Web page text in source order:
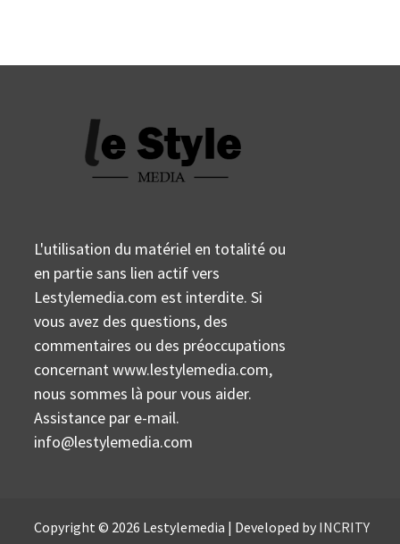
L'utilisation du matériel en totalité ou
en partie sans lien actif vers
Lestylemedia.com est interdite. Si
vous avez des questions, des
commentaires ou des préoccupations
concernant www.lestylemedia.com,
nous sommes là pour vous aider.
Assistance par e-mail.
info@lestylemedia.com
Copyright © 2026 Lestylemedia | Developed by INCRITY